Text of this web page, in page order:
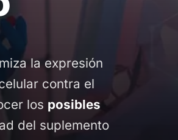
la expresión
contra el
los posibles
del suplemento